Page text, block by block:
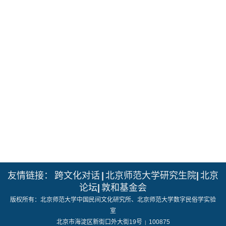
友情链接： 跨文化对话 | 北京师范大学研究生院| 北京
论坛| 敦和基金会
版权所有：北京师范大学中国民间文化研究所、北京师范大学数字民俗学实验
室
北京市海淀区新街口外大街19号 |
100875